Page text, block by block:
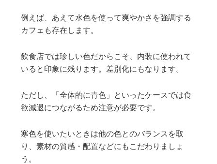
例えば、あえて水色を使って爽やかさを強調する
カフェも存在します。
飲食店では珍しい色だからこそ、内装に使われて
いると印象に残ります。差別化にもなります。
ただし、「全体的に青色」といったケースでは食
欲減退につながるため注意が必要です。
寒色を使いたいときは他の色とのバランスを取
り、素材の質感・配置などにもこだわりましょ
う。